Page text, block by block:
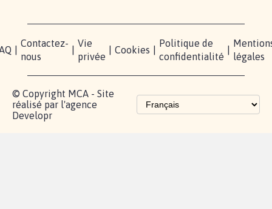
Contactez-
nous
Vie
privée
Cookies
Politique de
confidentialité
légales
© Copyright MCA - Site
réalisé par l'agence
Developr